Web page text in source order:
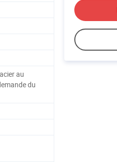
au
du